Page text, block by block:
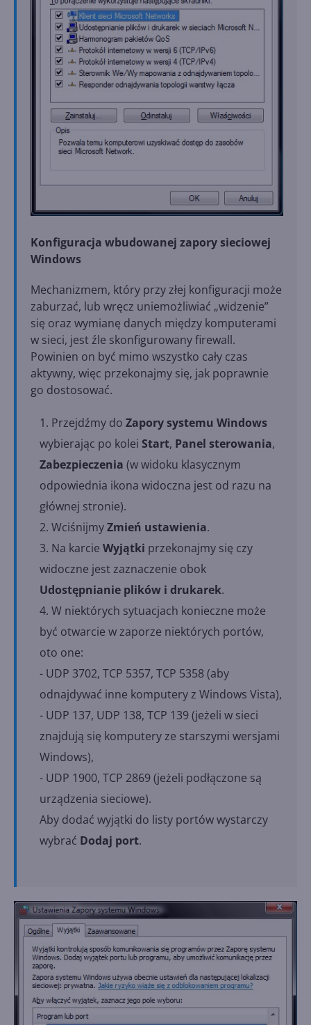
Konfiguracja wbudowanej zapory sieciowej
Windows
Mechanizmem, który przy złej konfiguracji może
zaburzać, lub wręcz uniemożliwiać „widzenie”
się oraz wymianę danych między komputerami
w sieci, jest źle skonfigurowany firewall.
Powinien on być mimo wszystko cały czas
aktywny, więc przekonajmy się, jak poprawnie
go dostosować.
Przejdźmy do Zapory systemu Windows
wybierając po kolei Start, Panel sterowania,
Zabezpieczenia (w widoku klasycznym
odpowiednia ikona widoczna jest od razu na
głównej stronie).
WciśnijmyZmień ustawienia.
Na karcie Wyjątki przekonajmy się czy
widoczne jest zaznaczenie obok
Udostępnianie plików i drukarek.
W niektórych sytuacjach konieczne może
być otwarcie w zaporze niektórych portów,
oto one:
- UDP 3702, TCP 5357, TCP 5358 (aby
odnajdywać inne komputery z Windows Vista),
- UDP 137, UDP 138, TCP 139 (jeżeli w sieci
znajdują się komputery ze starszymi wersjami
Windows),
- UDP 1900, TCP 2869 (jeżeli podłączone są
urządzenia sieciowe).
Aby dodać wyjątki do listy portów wystarczy
wybrać Dodaj port.